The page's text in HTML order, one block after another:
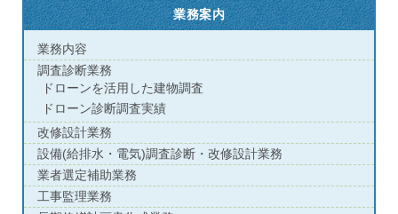
業務案内
業務内容
調査診断業務
ドローンを活用した建物調査
ドローン診断調査実績
改修設計業務
設備(給排水・電気)調査診断・改修設計業務
業者選定補助業務
工事監理業務